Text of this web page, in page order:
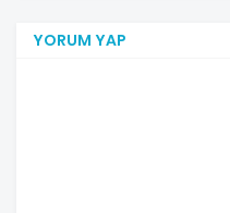
YORUM YAP